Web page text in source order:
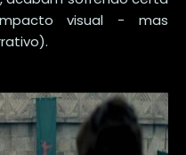
visual - mas